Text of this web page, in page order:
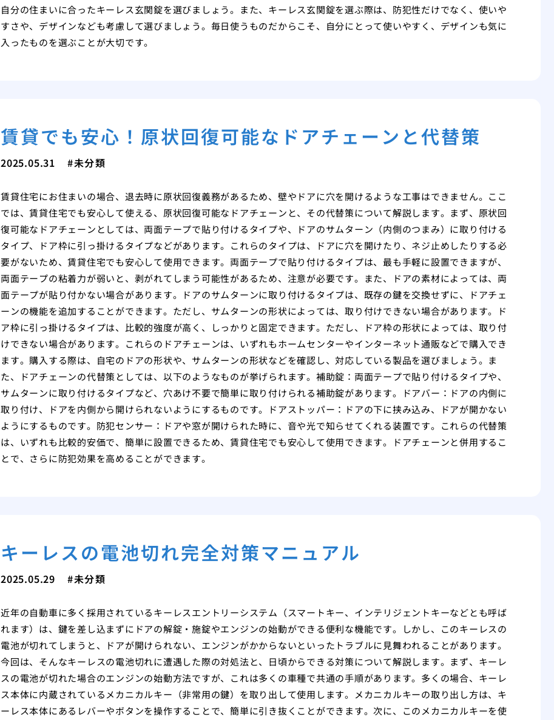
自分の住まいに合ったキーレス玄関錠を選びましょう。また、キーレス玄関錠を選ぶ際は、防犯性だけでなく、使いや
すさや、デザインなども考慮して選びましょう。毎日使うものだからこそ、自分にとって使いやすく、デザインも気に
入ったものを選ぶことが大切です。
賃貸でも安心！原状回復可能なドアチェーンと代替策
2025.05.31 未分類
賃貸住宅にお住まいの場合、退去時に原状回復義務があるため、壁やドアに穴を開けるような工事はできません。ここ
では、賃貸住宅でも安心して使える、原状回復可能なドアチェーンと、その代替策について解説します。まず、原状回
復可能なドアチェーンとしては、両面テープで貼り付けるタイプや、ドアのサムターン（内側のつまみ）に取り付ける
タイプ、ドア枠に引っ掛けるタイプなどがあります。これらのタイプは、ドアに穴を開けたり、ネジ止めしたりする必
要がないため、賃貸住宅でも安心して使用できます。両面テープで貼り付けるタイプは、最も手軽に設置できますが、
両面テープの粘着力が弱いと、剥がれてしまう可能性があるため、注意が必要です。また、ドアの素材によっては、両
面テープが貼り付かない場合があります。ドアのサムターンに取り付けるタイプは、既存の鍵を交換せずに、ドアチェ
ーンの機能を追加することができます。ただし、サムターンの形状によっては、取り付けできない場合があります。ド
ア枠に引っ掛けるタイプは、比較的強度が高く、しっかりと固定できます。ただし、ドア枠の形状によっては、取り付
けできない場合があります。これらのドアチェーンは、いずれもホームセンターやインターネット通販などで購入でき
ます。購入する際は、自宅のドアの形状や、サムターンの形状などを確認し、対応している製品を選びましょう。ま
た、ドアチェーンの代替策としては、以下のようなものが挙げられます。補助錠：両面テープで貼り付けるタイプや、
サムターンに取り付けるタイプなど、穴あけ不要で簡単に取り付けられる補助錠があります。ドアバー：ドアの内側に
取り付け、ドアを内側から開けられないようにするものです。ドアストッパー：ドアの下に挟み込み、ドアが開かない
ようにするものです。防犯センサー：ドアや窓が開けられた時に、音や光で知らせてくれる装置です。これらの代替策
は、いずれも比較的安価で、簡単に設置できるため、賃貸住宅でも安心して使用できます。ドアチェーンと併用するこ
とで、さらに防犯効果を高めることができます。
キーレスの電池切れ完全対策マニュアル
2025.05.29 未分類
近年の自動車に多く採用されているキーレスエントリーシステム（スマートキー、インテリジェントキーなどとも呼ば
れます）は、鍵を差し込まずにドアの解錠・施錠やエンジンの始動ができる便利な機能です。しかし、このキーレスの
電池が切れてしまうと、ドアが開けられない、エンジンがかからないといったトラブルに見舞われることがあります。
今回は、そんなキーレスの電池切れに遭遇した際の対処法と、日頃からできる対策について解説します。まず、キーレ
スの電池が切れた場合のエンジンの始動方法ですが、これは多くの車種で共通の手順があります。多くの場合、キーレ
ス本体に内蔵されているメカニカルキー（非常用の鍵）を取り出して使用します。メカニカルキーの取り出し方は、キ
ーレス本体にあるレバーやボタンを操作することで、簡単に引き抜くことができます。次に、このメカニカルキーを使